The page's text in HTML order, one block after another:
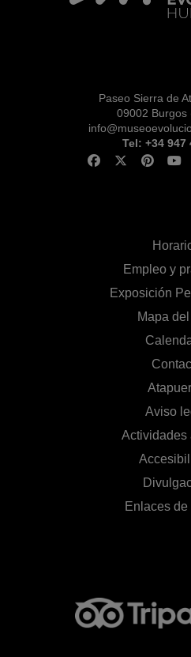
Paseo Sierra de
09002 Burgos
Tel: +34 947
Empleo y
Exposición
Mapa
Aviso
Actividades
Enlaces de